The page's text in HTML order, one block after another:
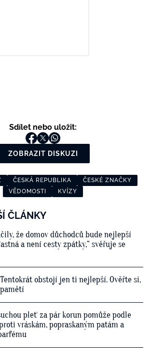
Sdílet nebo uložit:
ZOBRAZIT DISKUZI
ČESKÁ REPUBLIKA
ČESKÉ ZNAČKY
VĚDOMOSTI
KVÍZY
ČLÁNKY
že domov důchodců bude nejlepší
a není cesty zpátky,“ svěřuje se
obstojí jen ti nejlepší. Ověřte si,
pleť za pár korun pomůže podle
vráskám, popraskaným patám a